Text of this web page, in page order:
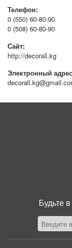
Телефон:
0 (550) 60-80-90
0 (508) 60-80-90
Сайт:
http://decorall.kg
Электронный
Будьте